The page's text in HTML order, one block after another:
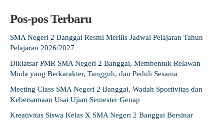
Pos-pos Terbaru
SMA Negeri 2 Banggai Resmi Merilis Jadwal Pelajaran Tahun
Pelajaran 2026/2027
Diklatsar PMR SMA Negeri 2 Banggai, Membentuk Relawan
Muda yang Berkarakter, Tangguh, dan Peduli Sesama
Meeting Class SMA Negeri 2 Banggai, Wadah Sportivitas dan
Kebersamaan Usai Ujian Semester Genap
Kreativitas Siswa Kelas X SMA Negeri 2 Banggai Bersinar